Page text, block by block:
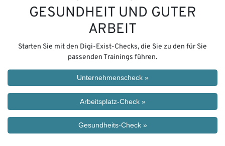
GESUNDHEIT UND GUTER
ARBEIT
Starten Sie mit den Digi-Exist-Checks, die Sie zu den für Sie
passenden Trainings führen.
Unternehmenscheck »
Arbeitsplatz-Check »
Gesundheits-Check »